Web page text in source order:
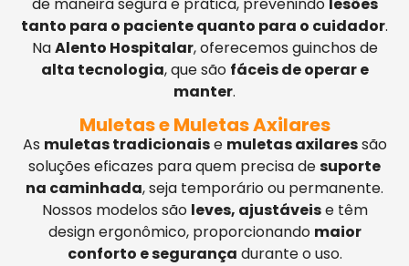
tanto para o paciente quanto para o cuidador.
NaAlento Hospitalar, oferecemos guinchos de
alta tecnologia, que são fáceis de operar e
manter.
Muletas e Muletas Axilares
As muletas tradicionaise muletas axilaressão
soluções eficazes para quem precisa desuporte
na caminhada, seja temporário ou permanente.
Nossos modelos são leves, ajustáveise têm
design ergonômico, proporcionando maior
conforto e segurança durante o uso.